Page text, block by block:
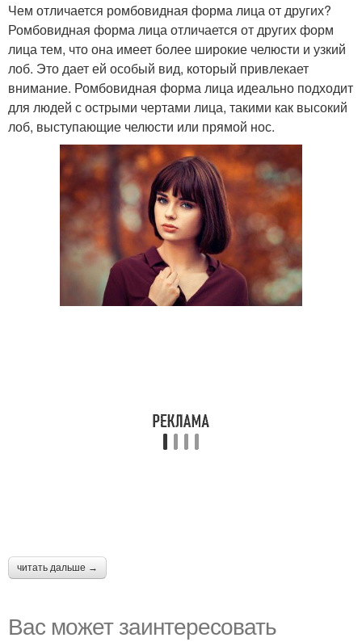
Чем отличается ромбовидная форма лица от других?
Ромбовидная форма лица отличается от других форм
лица тем, что она имеет более широкие челюсти и узкий
лоб. Это дает ей особый вид, который привлекает
внимание. Ромбовидная форма лица идеально подходит
для людей с острыми чертами лица, такими как высокий
лоб, выступающие челюсти или прямой нос.
читать дальше →
Вас может заинтересовать